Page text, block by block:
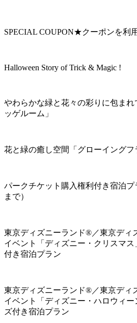
SPECIAL COUPON★クーポンを利
Halloween Story of Trick & Magic !
やわらかな緑と花々の彩りに包まれ
ッゲルーム」
花と緑の癒し空間「グローイングフ
パークチケット購入権利付き宿泊プ
まで）
東京ディズニーランド®／東京ディ
イベント「ディズニー・クリスマ
付き宿泊プラン
東京ディズニーランド®／東京ディ
イベント「ディズニー・ハロウィ
ズ付き宿泊プラン